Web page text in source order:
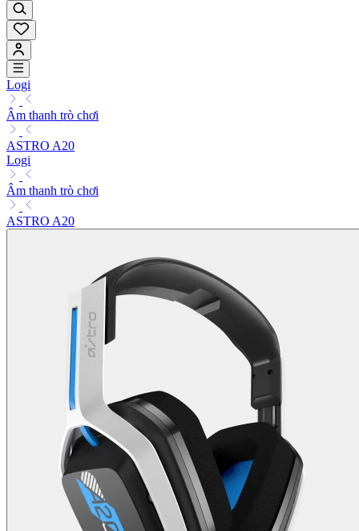
Logi
Âm thanh trò chơi
ASTRO A20
Logi
Âm thanh trò chơi
ASTRO A20